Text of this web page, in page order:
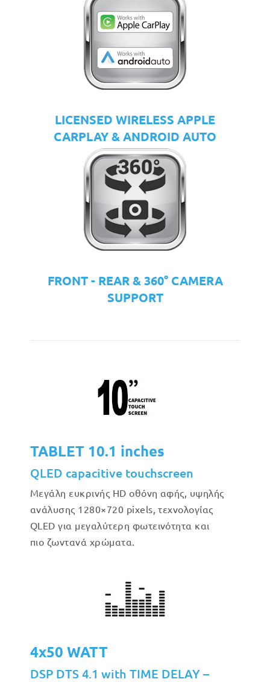
LICENSED WIRELESS APPLE
CARPLAY & ANDROID AUTO
FRONT - REAR & 360° CAMERA
SUPPORT
TABLET 10.1 inches
QLED capacitive touchscreen
Μεγάλη ευκρινής HD οθόνη αφής, υψηλής
ανάλυσης 1280×720 pixels, τεχνολογίας
QLED για μεγαλύτερη φωτεινότητα και
πιο ζωντανά χρώματα.
4x50 WATT
DSP DTS 4.1 with TIME DELAY –